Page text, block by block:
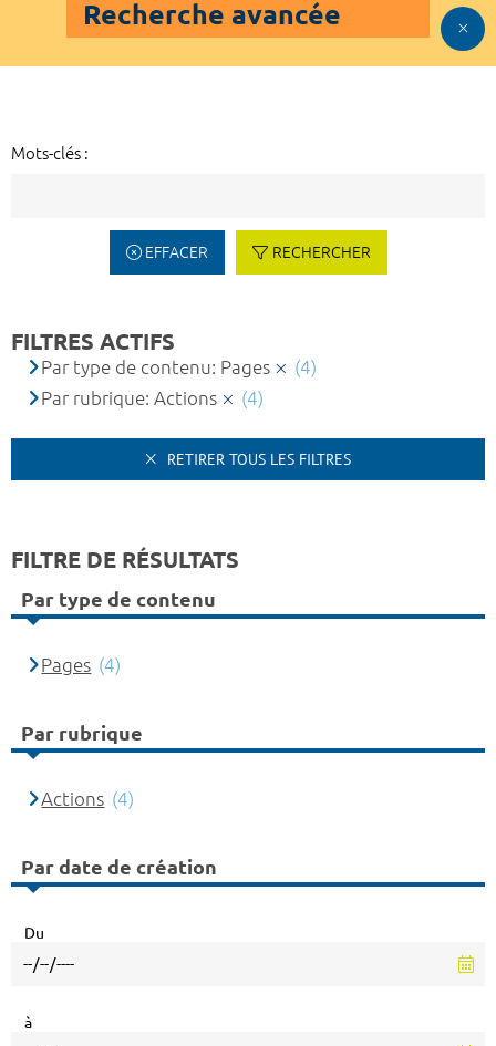
Recherche avancée
Mots-clés :
EFFACER RECHERCHER
FILTRES ACTIFS
Par type de contenu: Pages
(4)
Par rubrique: Actions
(4)
RETIRER TOUS LES FILTRES
FILTRE DE RÉSULTATS
Par type de contenu
Pages (4)
Par rubrique
Actions (4)
Par date de création
Du
à